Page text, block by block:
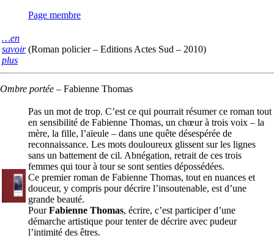
Page membre
…en
savoir
plus
(Roman policier – Editions Actes Sud – 2010)
Ombre portée – Fabienne Thomas
Pas un mot de trop. C’est ce qui pourrait résumer ce roman tout
en sensibilité de Fabienne Thomas, un chœur à trois voix – la
mère, la fille, l’aïeule – dans une quête désespérée de
reconnaissance. Les mots douloureux glissent sur les lignes
sans un battement de cil. Abnégation, retrait de ces trois
femmes qui tour à tour se sont senties dépossédées.
Ce premier roman de Fabienne Thomas, tout en nuances et
douceur, y compris pour décrire l’insoutenable, est d’une
grande beauté.
PourFabienne Thomas, écrire, c’est participer d’une
démarche artistique pour tenter de décrire avec pudeur
l’intimité des êtres.